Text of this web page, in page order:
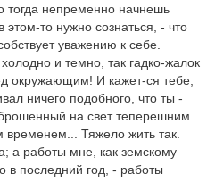
тогда непременно начнешь
этом-то нужно сознаться, - что
уважению к себе.
и темно, так гадко-жалок
окружающим! И кажет-ся тебе,
ничего подобного, что ты -
на свет теперешним
Тяжело жить так.
а работы мне, как земскому
в последний год, - работы